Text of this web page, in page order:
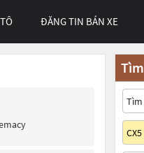
ĐĂNG TIN BÁN XE